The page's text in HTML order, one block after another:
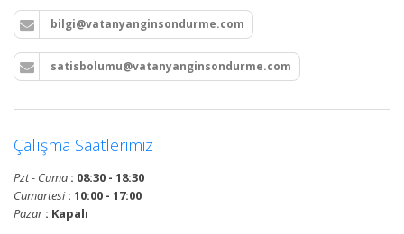
bilgi@vatanyanginsondurme.com
satisbolumu@vatanyanginsondurme.com
Çalışma Saatlerimiz
Pzt - Cuma : 08:30 - 18:30
Cumartesi: 10:00 - 17:00
Pazar: Kapalı